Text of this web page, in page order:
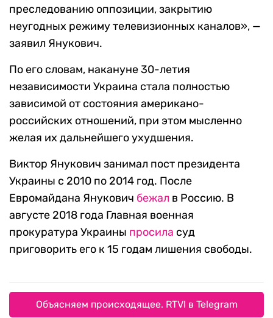
преследованию оппозиции, закрытию
неугодных режиму телевизионных каналов», —
заявил Янукович.
По его словам, накануне 30-летия
независимости Украина стала полностью
зависимой от состояния американо-
российских отношений, при этом мысленно
желая их дальнейшего ухудшения.
Виктор Янукович занимал пост президента
Украины с 2010 по 2014 год. После
Евромайдана Янукович бежал в Россию. В
августе 2018 года Главная военная
прокуратура Украины просила суд
приговорить его к 15 годам лишения свободы.
Объясняем происходящее. RTVI в Telegram